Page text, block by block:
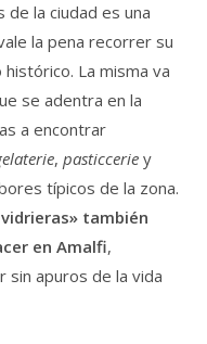
la ciudad es una
la pena recorrer su
La misma va
se adentra en la
a encontrar
,pasticcerie y
típicos de la zona.
también
en Amalfi,
apuros de la vida